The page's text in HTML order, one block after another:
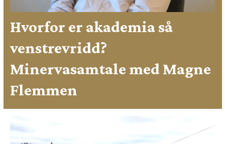
Hvorfor er akademia så
venstrevridd?
Minervasamtale med Magne
Flemmen